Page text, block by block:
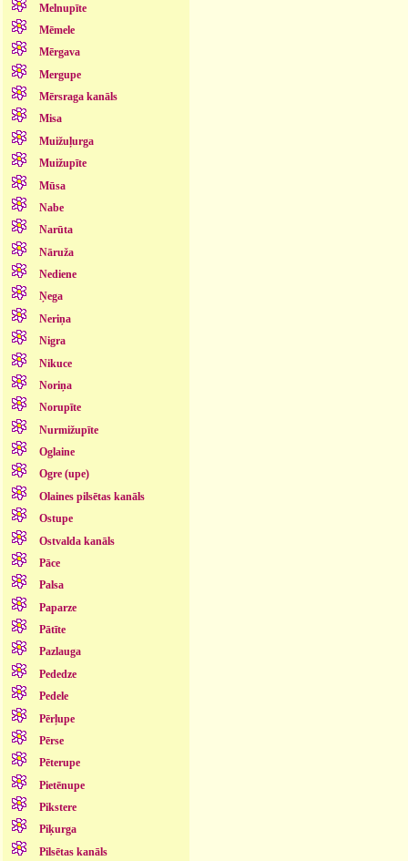
Melnupīte
Mēmele
Mērgava
Mergupe
Mērsraga kanāls
Misa
Muižuļurga
Muižupīte
Mūsa
Nabe
Narūta
Nāruža
Nediene
Ņega
Neriņa
Nigra
Nikuce
Noriņa
Norupīte
Nurmižupīte
Oglaine
Ogre (upe)
Olaines pilsētas kanāls
Ostupe
Ostvalda kanāls
Pāce
Palsa
Paparze
Pātīte
Pazlauga
Pededze
Pedele
Pērļupe
Pērse
Pēterupe
Pietēnupe
Pikstere
Piķurga
Pilsētas kanāls